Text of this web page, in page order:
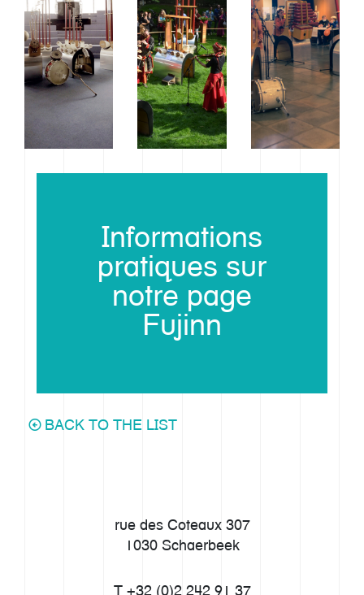
Informations
pratiques sur
notre page
Fujinn
BACK TO THE LIST
rue des Coteaux 307
1030 Schaerbeek
T +32 (0)2 242 91 37